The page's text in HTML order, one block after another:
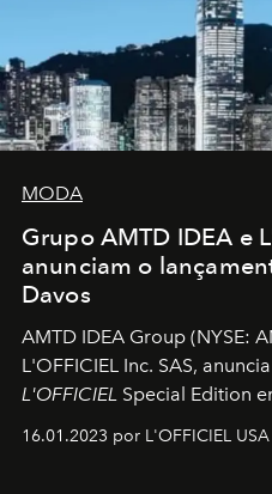
MODA
Grupo AMTD IDEA e
anunciam o
Davos
AMTD IDEA Group (NYSE:
L'OFFICIEL Inc. SAS,
L'OFFICIEL Special Edition
16.01.2023 por L'OFFICIEL USA